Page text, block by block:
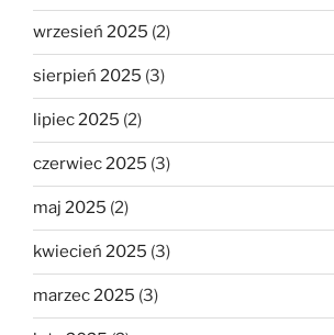
wrzesień 2025 (2)
sierpień 2025 (3)
lipiec 2025 (2)
czerwiec 2025 (3)
maj 2025 (2)
kwiecień 2025 (3)
marzec 2025 (3)